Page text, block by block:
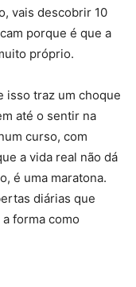
vais descobrir 10
porque é que a
próprio.
isso traz um choque
até o sentir na
curso, com
a vida real não dá
é uma maratona.
diárias que
forma como